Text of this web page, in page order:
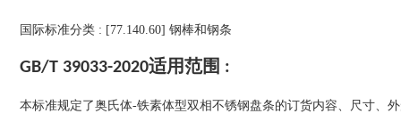
国际标准分类 : [77.140.60] 钢棒和钢条
GB/T 39033-2020适用范围 :
本标准规定了奥氏体-铁素体型双相不锈钢盘条的订货内容、尺寸、